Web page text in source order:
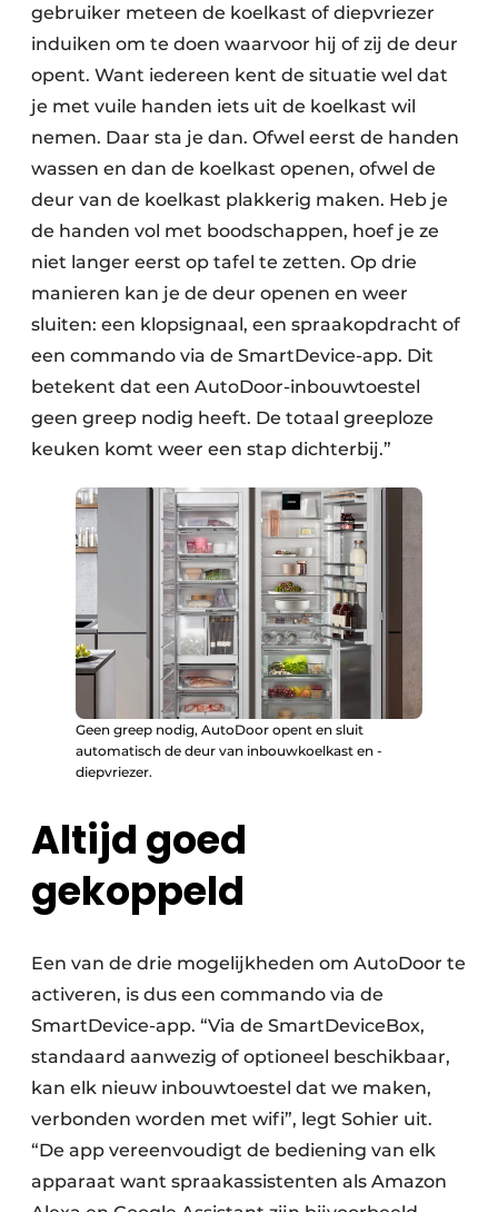
gebruiker meteen de koelkast of diepvriezer
induiken om te doen waarvoor hij of zij de deur
opent. Want iedereen kent de situatie wel dat
je met vuile handen iets uit de koelkast wil
nemen. Daar sta je dan. Ofwel eerst de handen
wassen en dan de koelkast openen, ofwel de
deur van de koelkast plakkerig maken. Heb je
de handen vol met boodschappen, hoef je ze
niet langer eerst op tafel te zetten. Op drie
manieren kan je de deur openen en weer
sluiten: een klopsignaal, een spraakopdracht of
een commando via de SmartDevice-app. Dit
betekent dat een AutoDoor-inbouwtoestel
geen greep nodig heeft. De totaal greeploze
keuken komt weer een stap dichterbij.”
Geen greep nodig, AutoDoor opent en sluit
automatisch de deur van inbouwkoelkast en -
diepvriezer.
Altijd goed
gekoppeld
Een van de drie mogelijkheden om AutoDoor te
activeren, is dus een commando via de
SmartDevice-app. “Via de SmartDeviceBox,
standaard aanwezig of optioneel beschikbaar,
kan elk nieuw inbouwtoestel dat we maken,
verbonden worden met wifi”, legt Sohier uit.
“De app vereenvoudigt de bediening van elk
apparaat want spraakassistenten als Amazon